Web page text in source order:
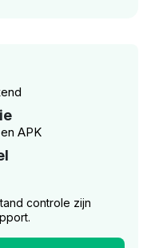
APK
controle zijn